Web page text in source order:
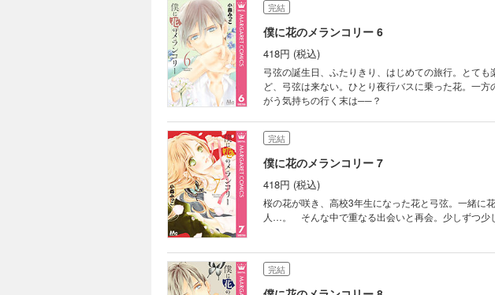
完結
僕に花のメランコリー 6
418円 (税込)
弓弦の誕生日、ふたりきり、はじめての旅行。とて
ど、弓弦は来ない。ひとり夜行バスに乗った花。一
がう気持ちの行く末は──？
完結
僕に花のメランコリー 7
418円 (税込)
桜の花が咲き、高校3年生になった花と弓弦。一緒に
人…。 そんな中で重なる出会いと再会。少しずつ少
完結